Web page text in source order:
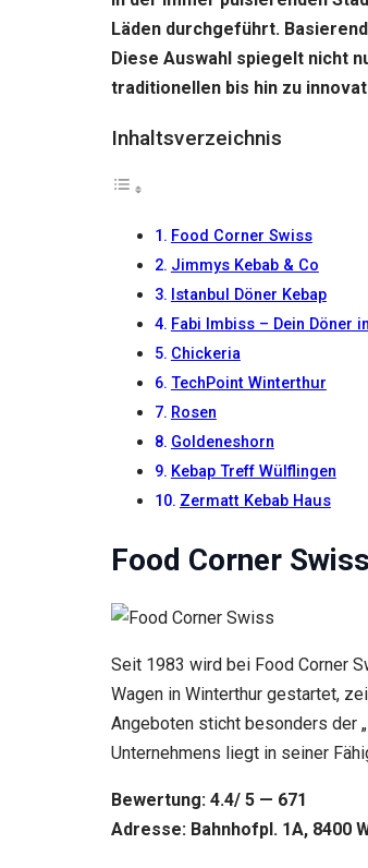
Läden durchgeführt.
Diese Auswahl spiegelt nicht
traditionellen bis hin zu
Inhaltsverzeichnis
Food Corner Swiss
Jimmys Kebab & Co
Istanbul Döner Kebap
Fabi Imbiss – Dein Döner
Chickeria
TechPoint Winterthur
Rosen
Goldeneshorn
Kebap Treff Wülflingen
Zermatt Kebab Haus
Food Corner Swiss
Seit 1983 wird bei Food Corner
Wagen in Winterthur gestartet,
Angeboten sticht besonders der
Unternehmens liegt in seiner
Bewertung: 4.4/ 5 — 671
Adresse: Bahnhofpl. 1A, 8400